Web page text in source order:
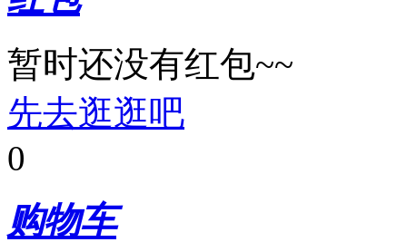
暂时还没有红包~~
先去逛逛吧
0
购物车